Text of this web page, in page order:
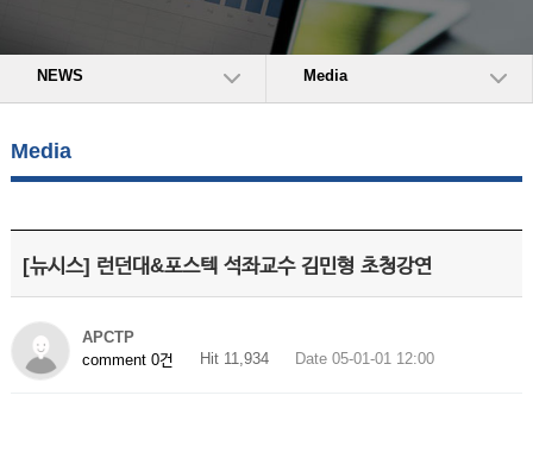
NEWS Media
Media
[뉴시스] 런던대&포스텍 석좌교수 김민형 초청강연
APCTP
comment 0건
Hit 11,934 Date 05-01-01 12:00